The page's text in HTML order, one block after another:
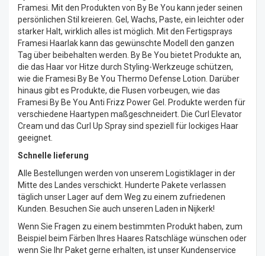
Framesi. Mit den Produkten von By Be You kann jeder seinen
persönlichen Stil kreieren. Gel, Wachs, Paste, ein leichter oder
starker Halt, wirklich alles ist möglich. Mit den Fertigsprays
Framesi Haarlak kann das gewünschte Modell den ganzen
Tag über beibehalten werden. By Be You bietet Produkte an,
die das Haar vor Hitze durch Styling-Werkzeuge schützen,
wie die Framesi By Be You Thermo Defense Lotion. Darüber
hinaus gibt es Produkte, die Flusen vorbeugen, wie das
Framesi By Be You Anti Frizz Power Gel. Produkte werden für
verschiedene Haartypen maßgeschneidert. Die Curl Elevator
Cream und das Curl Up Spray sind speziell für lockiges Haar
geeignet.
Schnelle lieferung
Alle Bestellungen werden von unserem Logistiklager in der
Mitte des Landes verschickt. Hunderte Pakete verlassen
täglich unser Lager auf dem Weg zu einem zufriedenen
Kunden. Besuchen Sie auch unseren Laden in Nijkerk!
Wenn Sie Fragen zu einem bestimmten Produkt haben, zum
Beispiel beim Färben Ihres Haares Ratschläge wünschen oder
wenn Sie Ihr Paket gerne erhalten, ist unser Kundenservice